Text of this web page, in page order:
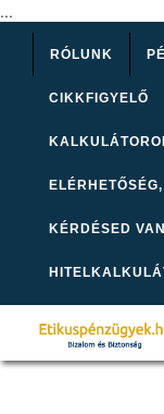
...
RÓLUNK
CIKKFIGYELŐ
KÉRDÉSED